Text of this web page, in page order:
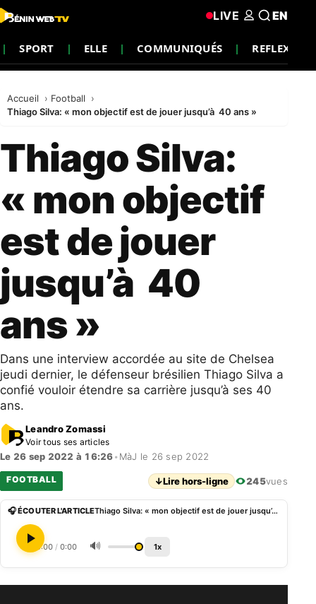
SPORT ELLE COMMUNIQUÉS REFLEXION
LIVE EN
Accueil
Football
Thiago Silva: « mon objectif est de jouer jusqu’à 40 ans »
Thiago Silva:
« mon objectif
est de jouer
jusqu’à 40
ans »
Dans une interview accordée au site de Chelsea
jeudi dernier, le défenseur brésilien Thiago Silva a
confié vouloir étendre sa carrière jusqu’à ses 40
ans.
Leandro Zomassi
Voir tous ses articles
Le 26 sep 2022 à 16:26• MàJ le 26 sep 2022
FOOTBALL ↓Lire hors-ligne 245vues
🎧 ÉCOUTER L'ARTICLE Thiago Silva: « mon objectif est de jouer jusqu’à 40 ans »
0:00 / 0:00 🔊 1x